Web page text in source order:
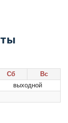
Сб
Вс
выходной